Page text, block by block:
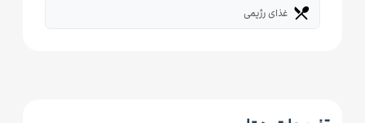
restaurant_menu غذای رژیمی